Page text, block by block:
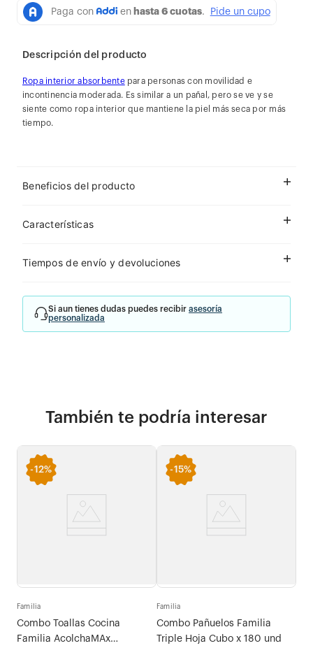
Descripción del producto
Ropa interior absorbentepara personas con movilidad e
incontinencia moderada. Es similar a un pañal, pero se ve y se
siente como ropa interior que mantiene la piel más seca por más
tiempo.
Beneficios del producto
Características
Tiempos de envío y devoluciones
Si aun tienes dudas puedes recibir asesoría
personalizada
También te podría interesar
-12%
Familia
Combo Toallas Cocina
Familia AcolchaMAx
-15%
Familia
Combo Pañuelos Familia
Triple Hoja Cubo x 180 und